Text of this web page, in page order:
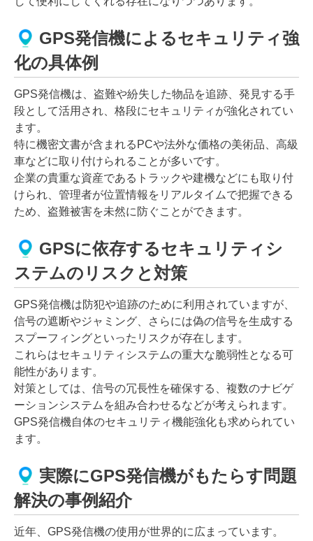
GPS発信機によるセキュリティ強
化の具体例
GPS発信機は、盗難や紛失した物品を追跡、発見する手
段として活用され、格段にセキュリティが強化されてい
ます。
特に機密文書が含まれるPCや法外な価格の美術品、高級
車などに取り付けられることが多いです。
企業の貴重な資産であるトラックや建機などにも取り付
けられ、管理者が位置情報をリアルタイムで把握できる
ため、盗難被害を未然に防ぐことができます。
GPSに依存するセキュリティシ
ステムのリスクと対策
GPS発信機は防犯や追跡のために利用されていますが、
信号の遮断やジャミング、さらには偽の信号を生成する
スプーフィングといったリスクが存在します。
これらはセキュリティシステムの重大な脆弱性となる可
能性があります。
対策としては、信号の冗長性を確保する、複数のナビゲ
ーションシステムを組み合わせるなどが考えられます。
GPS発信機自体のセキュリティ機能強化も求められてい
ます。
実際にGPS発信機がもたらす問題
解決の事例紹介
近年、GPS発信機の使用が世界的に広まっています。